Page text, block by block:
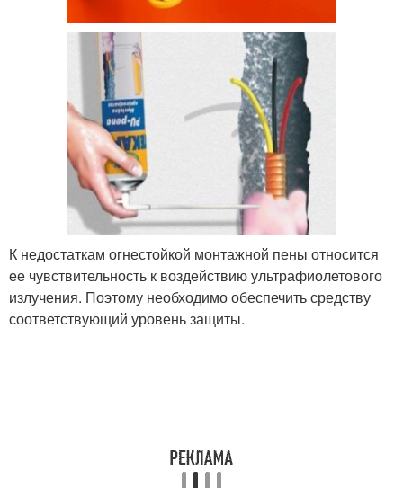
К недостаткам огнестойкой монтажной пены относится
ее чувствительность к воздействию ультрафиолетового
излучения. Поэтому необходимо обеспечить средству
соответствующий уровень защиты.